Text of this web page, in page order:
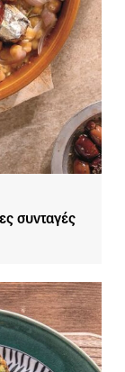
συνταγές